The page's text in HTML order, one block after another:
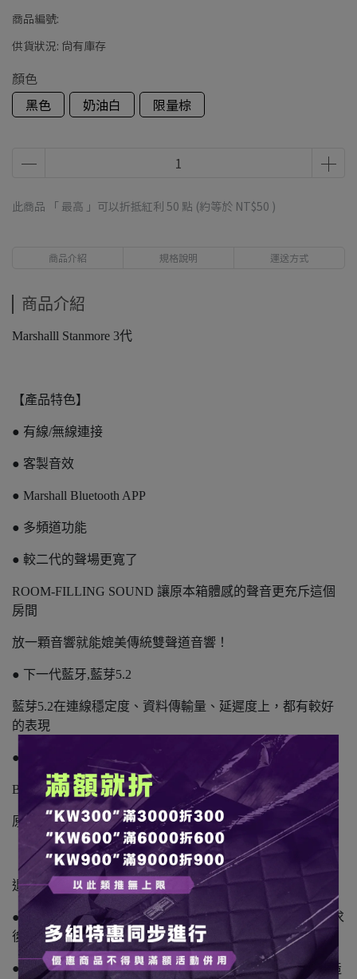
商品編號:
供貨狀況: 尚有庫存
顏色
黑色
奶油白 限量棕
此商品 「 最高 」可以折抵紅利 50 點 (約等於 NT$50 )
商品介紹 規格說明 運送方式
商品介紹
Marshalll Stanmore 3代
【產品特色】
● 有線/無線連接
● 客製音效
● Marshall Bluetooth APP
● 多頻道功能
● 較二代的聲場更寬了
ROOM-FILLING SOUND 讓原本箱體感的聲音更充斥這個
房間
放一顆音響就能媲美傳統雙聲道音響！
● 下一代藍牙,藍芽5.2
藍芽5.2在連線穩定度、資料傳輸量、延遲度上，都有較好
的表現
● 空間補償系統（三代APP獨有功能）
B&O的用戶一定不陌生，透過space compensation
原本放在牆邊，低頻過重的情形將獲改善
退換貨須知：
● 3C相關商品，為一次性包裝商品，請務必確認有購買需求
後再拆封。
● 網頁商品會因為使用不同的品牌螢幕以及解析度不同，造